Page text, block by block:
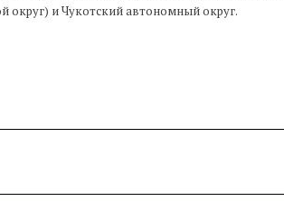
округ) и Чукотский автономный округ.